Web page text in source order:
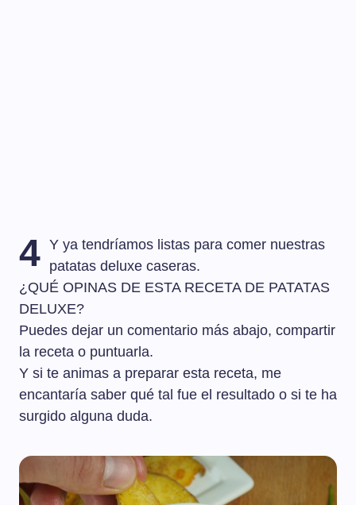
4 Y ya tendríamos listas para comer nuestras
patatas deluxe caseras.
¿QUÉ OPINAS DE ESTA RECETA DE PATATAS
DELUXE?
Puedes dejar un comentario más abajo, compartir
la receta o puntuarla.
Y si te animas a preparar esta receta, me
encantaría saber qué tal fue el resultado o si te ha
surgido alguna duda.